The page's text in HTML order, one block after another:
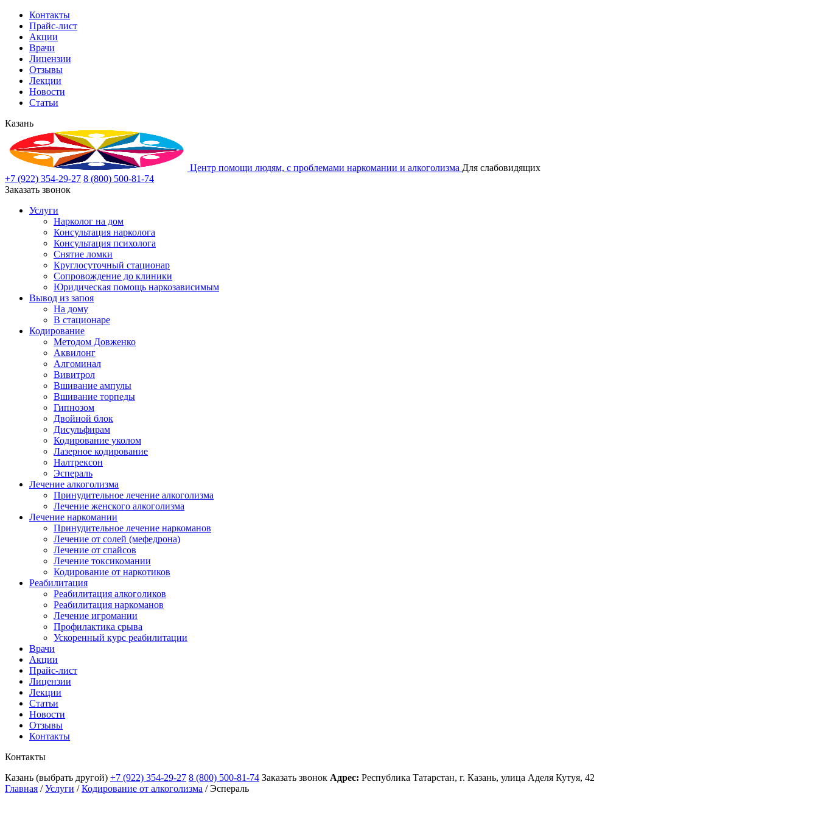
Контакты
Прайс-лист
Акции
Врачи
Лицензии
Отзывы
Лекции
Новости
Статьи
Казань
Центр помощи людям, с проблемами наркомании и алкоголизма Для слабовидящих
+7 (922) 354-29-27 8 (800) 500-81-74
Заказать звонок
Услуги
Нарколог на дом
Консультация нарколога
Консультация психолога
Снятие ломки
Круглосуточный стационар
Сопровождение до клиники
Юридическая помощь наркозависимым
Вывод из запоя
На дому
В стационаре
Кодирование
Методом Довженко
Аквилонг
Алгоминал
Вивитрол
Вшивание ампулы
Вшивание торпеды
Гипнозом
Двойной блок
Дисульфирам
Кодирование уколом
Лазерное кодирование
Налтрексон
Эспераль
Лечение алкоголизма
Принудительное лечение алкоголизма
Лечение женского алкоголизма
Лечение наркомании
Принудительное лечение наркоманов
Лечение от солей (мефедрона)
Лечение от спайсов
Лечение токсикомании
Кодирование от наркотиков
Реабилитация
Реабилитация алкоголиков
Реабилитация наркоманов
Лечение игромании
Профилактика срыва
Ускоренный курс реабилитации
Врачи
Акции
Прайс-лист
Лицензии
Лекции
Статьи
Новости
Отзывы
Контакты
Контакты
Казань (выбрать другой) +7 (922) 354-29-27 8 (800) 500-81-74 Заказать звонок Адрес: Республика Татарстан, г. Казань, улица Аделя Кутуя, 42
Главная /Услуги /Кодирование от алкоголизма /Эспераль